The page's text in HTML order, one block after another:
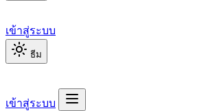
เข้าสู่ระบบ
ธีม
เข้าสู่ระบบ